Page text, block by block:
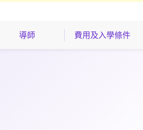
導師 費用及入學條件